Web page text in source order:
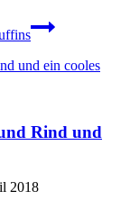
Rind und
2018